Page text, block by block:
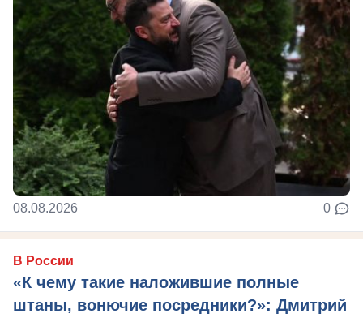
08.08.2026 0
В России
«К чему такие наложившие полные
штаны, вонючие посредники?»: Дмитрий